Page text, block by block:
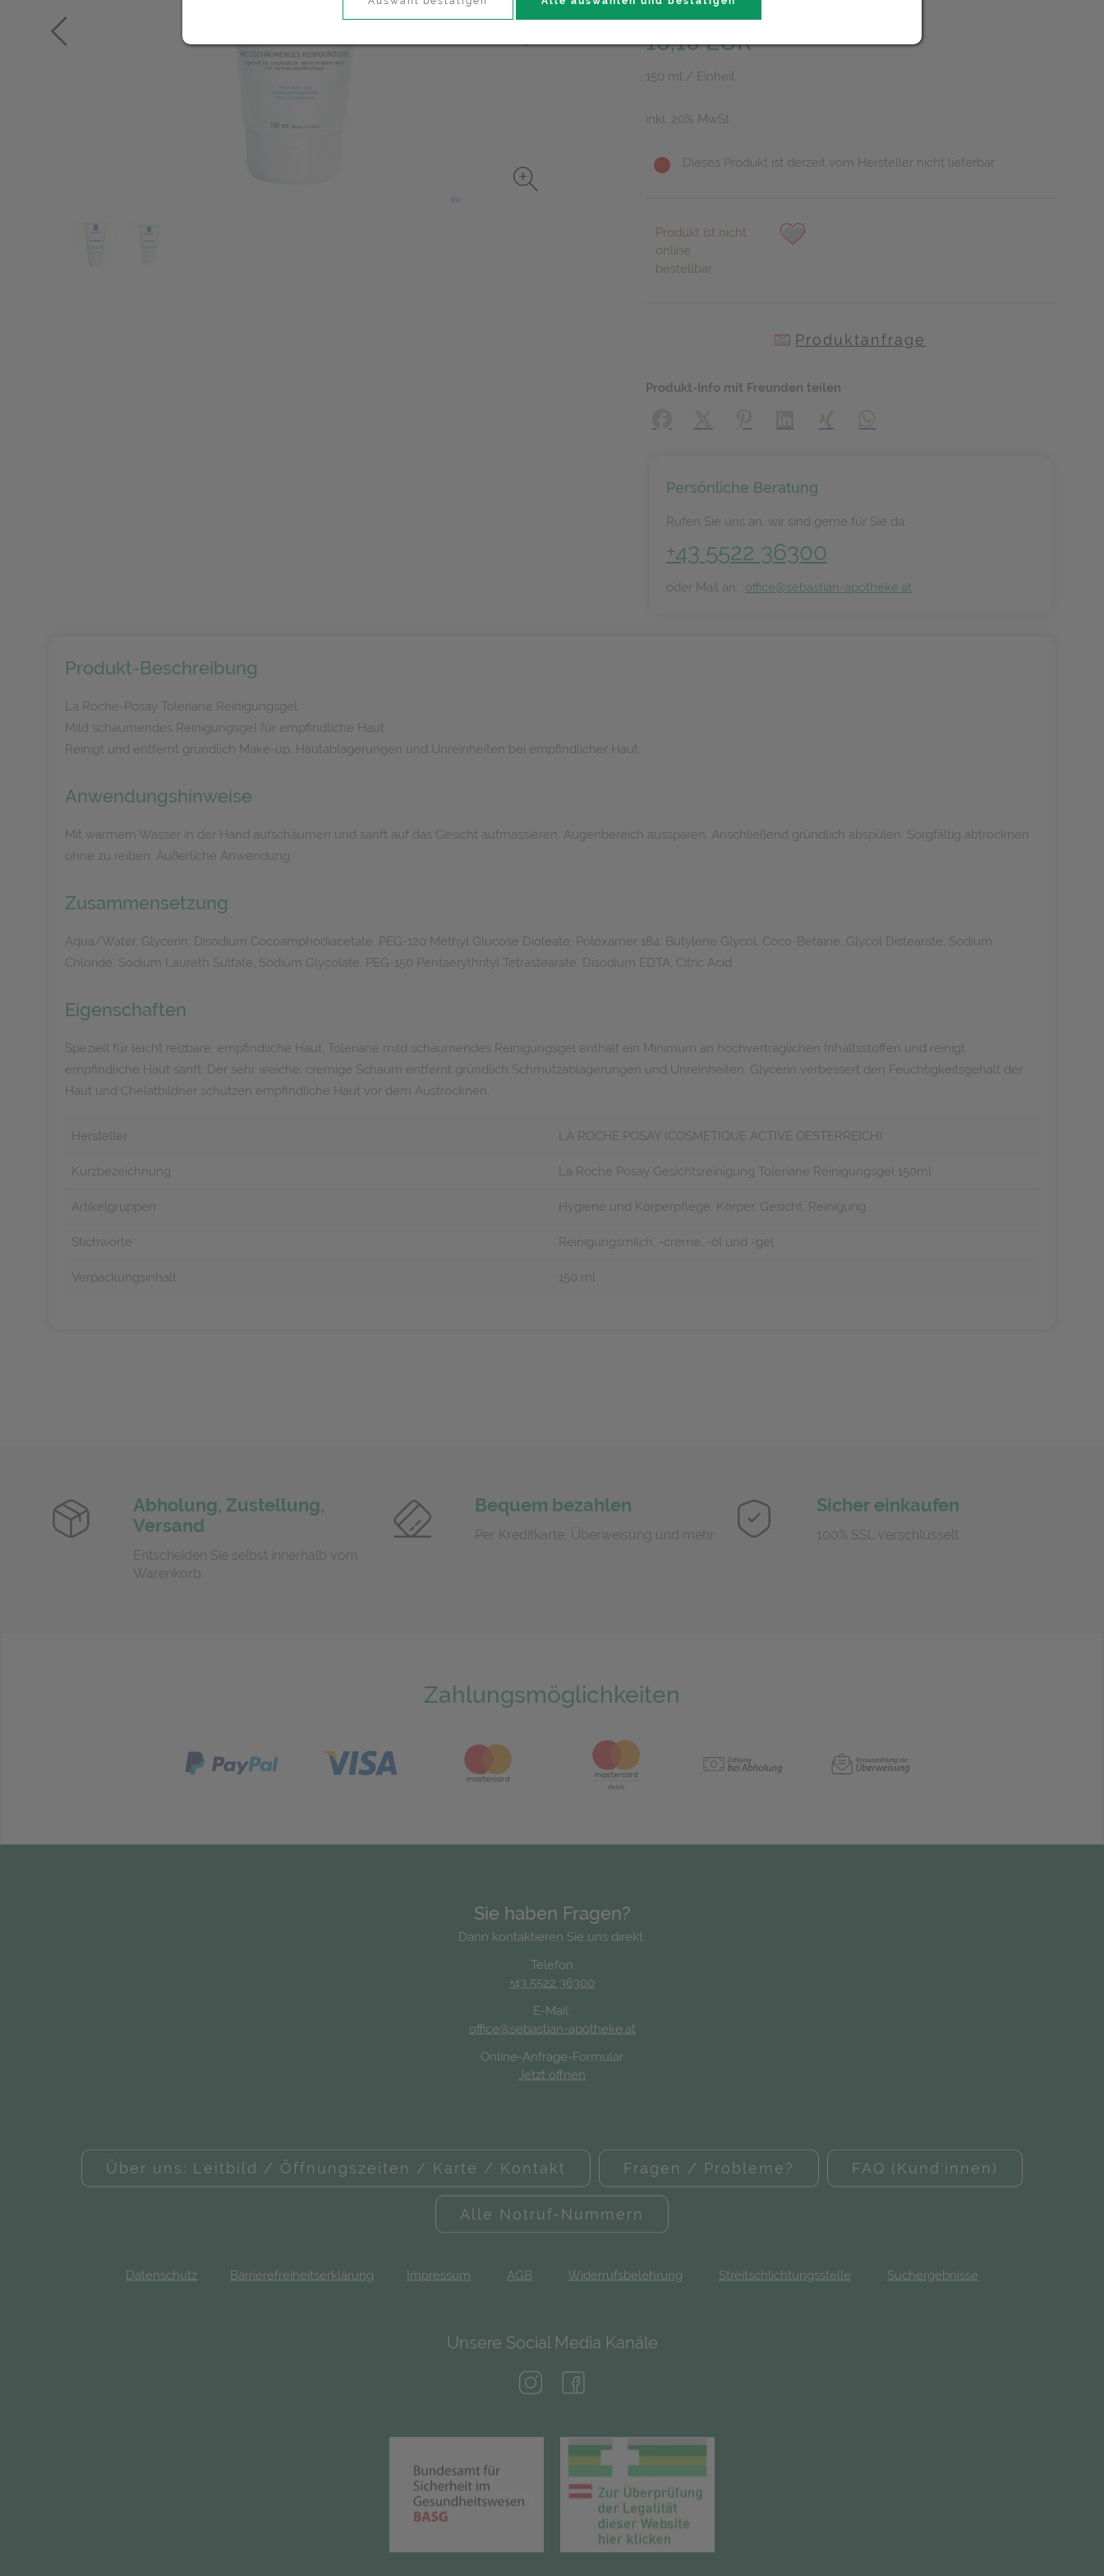
PZN: 2967806
18,10 EUR
150 ml / Einheit
inkl. 20% MwSt.
Dieses Produkt ist derzeit vom Hersteller nicht lieferbar
Produkt ist nicht
online
bestellbar
Produktanfrage
Produkt-Info mit Freunden teilen
Persönliche Beratung
Rufen Sie uns an, wir sind gerne für Sie da.
+43 5522 36300
oder Mail an: office@sebastian-apotheke.at
Produkt-Beschreibung
La Roche-Posay Toleriane Reinigungsgel
Mild schäumendes Reinigungsgel für empfindliche Haut
Reinigt und entfernt gründlich Make-up, Hautablagerungen und Unreinheiten bei empfindlicher Haut.
Anwendungshinweise
Mit warmem Wasser in der Hand aufschäumen und sanft auf das Gesicht aufmassieren. Augenbereich aussparen. Anschließend gründlich abspülen. Sorgfältig abtrocknen
ohne zu reiben. Äußerliche Anwendung.
Zusammensetzung
Aqua/Water, Glycerin, Disodium Cocoamphodiacetate, PEG-120 Methyl Glucose Dioleate, Poloxamer 184, Butylene Glycol, Coco-Betaine, Glycol Distearate, Sodium
Chloride, Sodium Laureth Sulfate, Sodium Glycolate, PEG-150 Pentaerythrityl Tetrastearate, Disodium EDTA, Citric Acid.
Eigenschaften
Speziell für leicht reizbare, empfindliche Haut. Toleriane mild schäumendes Reinigungsgel enthält ein Minimum an hochverträglichen Inhaltsstoffen und reinigt
empfindliche Haut sanft. Der sehr weiche, cremige Schaum entfernt gründlich Schmutzablagerungen und Unreinheiten. Glycerin verbessert den Feuchtigkeitsgehalt der
Haut und Chelatbildner schützen empfindliche Haut vor dem Austrocknen.
Hersteller LA ROCHE POSAY (COSMETIQUE ACTIVE OESTERREICH)
Kurzbezeichnung La Roche Posay Gesichtsreinigung Toleriane Reinigungsgel 150ml
Artikelgruppen Hygiene und Körperpflege, Körper, Gesicht, Reinigung
Stichworte Reinigungsmilch, -creme, -öl und -gel
Verpackungsinhalt 150 ml
Abholung, Zustellung,
Versand
Entscheiden Sie selbst innerhalb vom
Warenkorb.
Bequem bezahlen
Per Kreditkarte, Überweisung und mehr
Sicher einkaufen
100% SSL verschlüsselt
Zahlungsmöglichkeiten
Sie haben Fragen?
Dann kontaktieren Sie uns direkt.
Telefon
+43 5522 36300
E-Mail:
office@sebastian-apotheke.at
Online-Anfrage-Formular
Jetzt öffnen
Über uns: Leitbild / Öffnungszeiten / Karte / Kontakt Fragen / Probleme? FAQ (Kund:innen)
Alle Notruf-Nummern
Datenschutz Barrierefreiheitserklärung Impressum AGB Widerrufsbelehrung Streitschlichtungsstelle Suchergebnisse
Unsere Social Media Kanäle
(öffnet in neuem Tab)
(öffnet in neuem Tab)